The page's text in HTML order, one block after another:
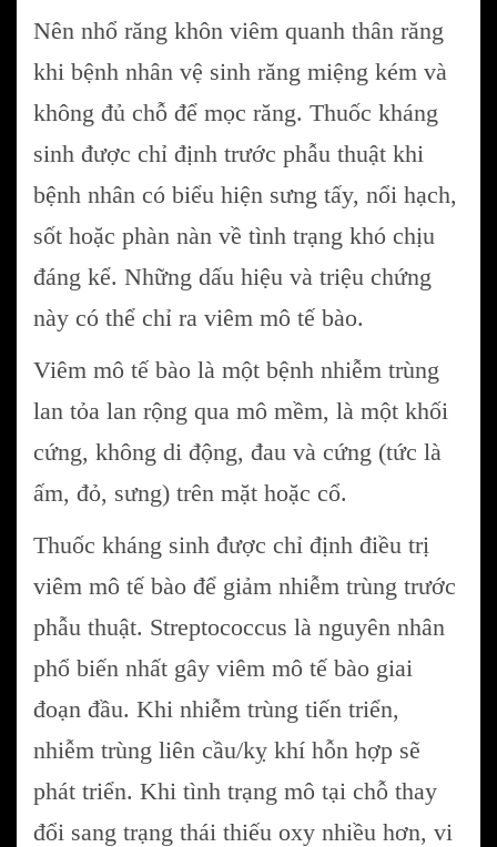
Nên nhổ răng khôn viêm quanh thân răng
khi bệnh nhân vệ sinh răng miệng kém và
không đủ chỗ để mọc răng. Thuốc kháng
sinh được chỉ định trước phẫu thuật khi
bệnh nhân có biểu hiện sưng tấy, nổi hạch,
sốt hoặc phàn nàn về tình trạng khó chịu
đáng kể. Những dấu hiệu và triệu chứng
này có thể chỉ ra viêm mô tế bào.
Viêm mô tế bào là một bệnh nhiễm trùng
lan tỏa lan rộng qua mô mềm, là một khối
cứng, không di động, đau và cứng (tức là
ấm, đỏ, sưng) trên mặt hoặc cổ.
Thuốc kháng sinh được chỉ định điều trị
viêm mô tế bào để giảm nhiễm trùng trước
phẫu thuật. Streptococcus là nguyên nhân
phổ biến nhất gây viêm mô tế bào giai
đoạn đầu. Khi nhiễm trùng tiến triển,
nhiễm trùng liên cầu/kỵ khí hỗn hợp sẽ
phát triển. Khi tình trạng mô tại chỗ thay
đổi sang trạng thái thiếu oxy nhiều hơn, vi